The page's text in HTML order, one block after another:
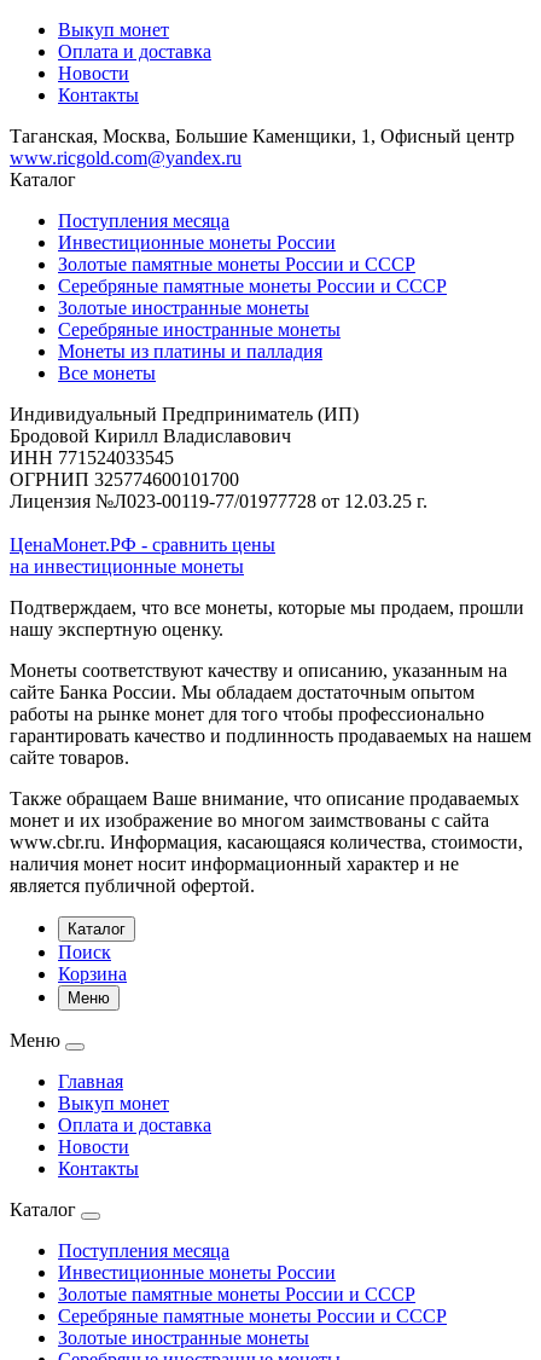
Выкуп монет
Оплата и доставка
Новости
Контакты
Таганская, Москва, Большие Каменщики, 1, Офисный центр
www.ricgold.com@yandex.ru
Каталог
Поступления месяца
Инвестиционные монеты России
Золотые памятные монеты России и СССР
Серебряные памятные монеты России и СССР
Золотые иностранные монеты
Серебряные иностранные монеты
Монеты из платины и палладия
Все монеты
Индивидуальный Предприниматель (ИП)
Бродовой Кирилл Владиславович
ИНН 771524033545
ОГРНИП 325774600101700
Лицензия №Л023-00119-77/01977728 от 12.03.25 г.
ЦенаМонет.РФ - сравнить цены
на инвестиционные монеты
Подтверждаем, что все монеты, которые мы продаем, прошли
нашу экспертную оценку.
Монеты соответствуют качеству и описанию, указанным на
сайте Банка России. Мы обладаем достаточным опытом
работы на рынке монет для того чтобы профессионально
гарантировать качество и подлинность продаваемых на нашем
сайте товаров.
Также обращаем Ваше внимание, что описание продаваемых
монет и их изображение во многом заимствованы с сайта
www.cbr.ru. Информация, касающаяся количества, стоимости,
наличия монет носит информационный характер и не
является публичной офертой.
Каталог
Поиск
Корзина
Меню
Меню
Главная
Выкуп монет
Оплата и доставка
Новости
Контакты
Каталог
Поступления месяца
Инвестиционные монеты России
Золотые памятные монеты России и СССР
Серебряные памятные монеты России и СССР
Золотые иностранные монеты